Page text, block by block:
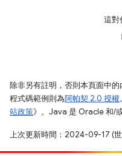
這對
除非另有註明，否則本頁面中的
程式碼範例則為阿帕契 2.0 授權
站政策》。Java 是 Oracle 和/
上次更新時間：2024-09-17 (世